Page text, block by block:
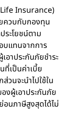
Insurance)
ควบกับกองทุน
ระโยชน์ตาม
บแทนจากการ
อาประกันภัยชำระ
ที่เป็นค่าเบี้ย
วนจะนำไปใช้ใน
งผู้เอาประกันภัย
อนภาษีสูงสุดได้ไม่